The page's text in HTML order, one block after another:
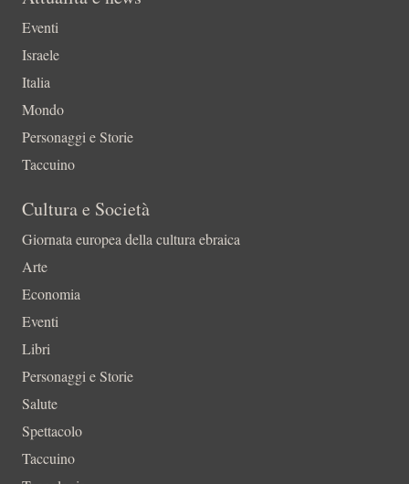
Eventi
Israele
Italia
Mondo
Personaggi e Storie
Taccuino
Cultura e Società
Giornata europea della cultura ebraica
Arte
Economia
Eventi
Libri
Personaggi e Storie
Salute
Spettacolo
Taccuino